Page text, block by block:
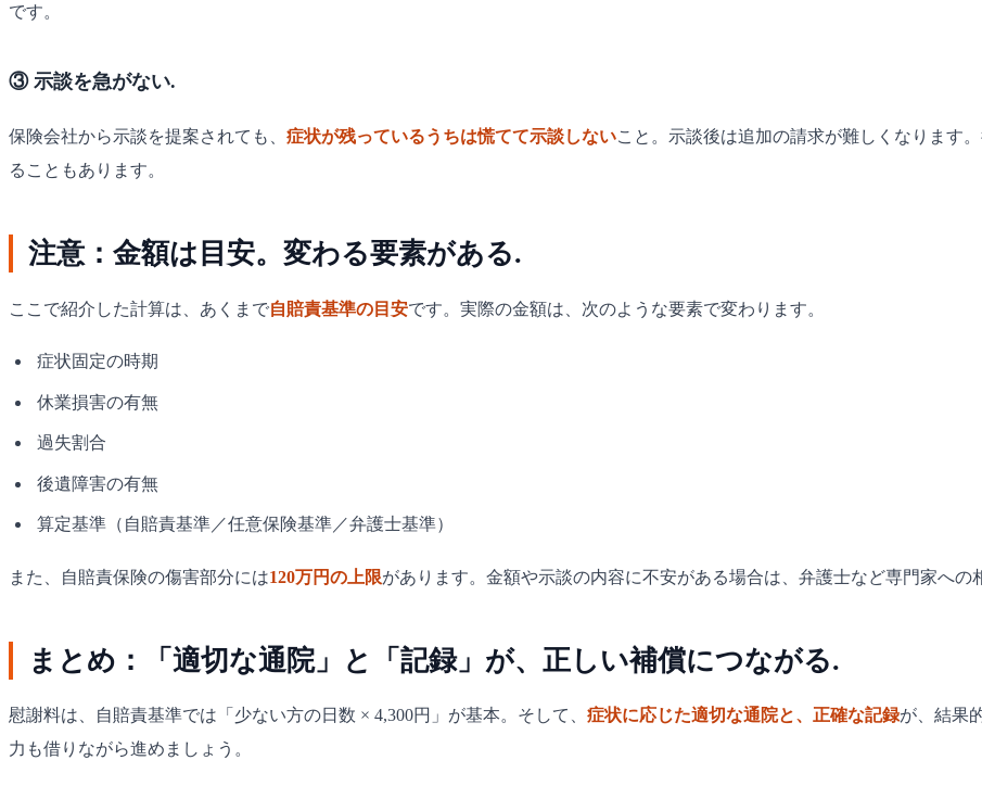
です。
③ 示談を急がない.
保険会社から示談を提案されても、 症状が残っているうちは慌てて示談しないこと。示談後は追加の請求が難しくなります
ることもあります。
注意：金額は目安。変わる要素がある.
ここで紹介した計算は、あくまで自賠責基準の目安です。実際の金額は、次のような要素で変わります。
症状固定の時期
休業損害の有無
過失割合
後遺障害の有無
算定基準（自賠責基準／任意保険基準／弁護士基準）
また、自賠責保険の傷害部分には120万円の上限があります。金額や示談の内容に不安がある場合は、弁護士など専門家への
まとめ：「適切な通院」と「記録」が、正しい補償につながる.
慰謝料は、自賠責基準では「少ない方の日数 × 4,300円」が基本。そして、 症状に応じた適切な通院と、正確な記録が、結果
力も借りながら進めましょう。